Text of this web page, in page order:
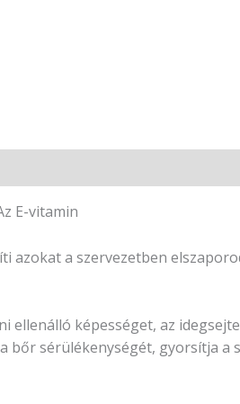
E-vitamin
azokat a szervezetben
ellenálló képességet, az
sérülékenységét, gyorsítja a